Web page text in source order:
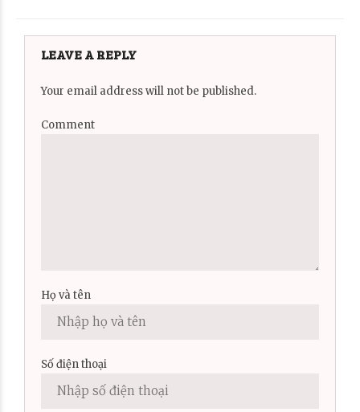
LEAVE A REPLY
Your email address will not be published.
Comment
Họ và tên
Số điện thoại